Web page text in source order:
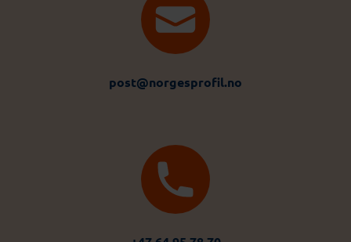
post@norgesprofil.no